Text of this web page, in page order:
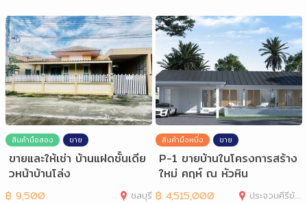
สินค้ามือสอง ขาย
ขายและให้เช่า บ้านแฝดชั้นเดีย
วหน้าบ้านโล่ง
฿ 9,500 ชลบุรี
สินค้ามือหนึ่ง ขาย
P-1 ขายบ้านในโครงการสร้าง
ใหม่ คฤห์ ณ หัวหิน
฿ 4,515,000 ประจวบคีรีขันธ์